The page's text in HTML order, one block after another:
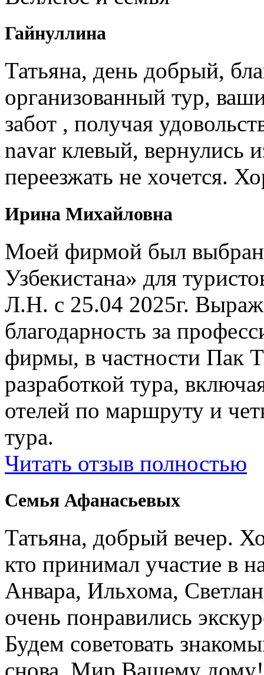
Гайнуллина
Татьяна, день добрый,
организованный тур,
забот , получая
navar клевый, вернулись
переезжать не хочется.
Ирина Михайловна
Моей фирмой был выбран
Узбекистана» для
Л.Н. с 25.04 2025г.
благодарность за
фирмы, в частности Пак
разработкой тура,
отелей по маршруту и
тура.
Читать отзыв полностью
Семья Афанасьевых
Татьяна, добрый вечер.
кто принимал участие в
Анвара, Ильхома,
очень понравились
Будем советовать